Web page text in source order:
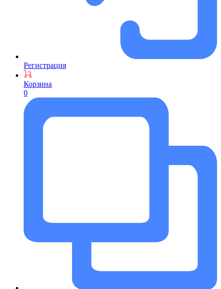
Регистрация
Корзина
0